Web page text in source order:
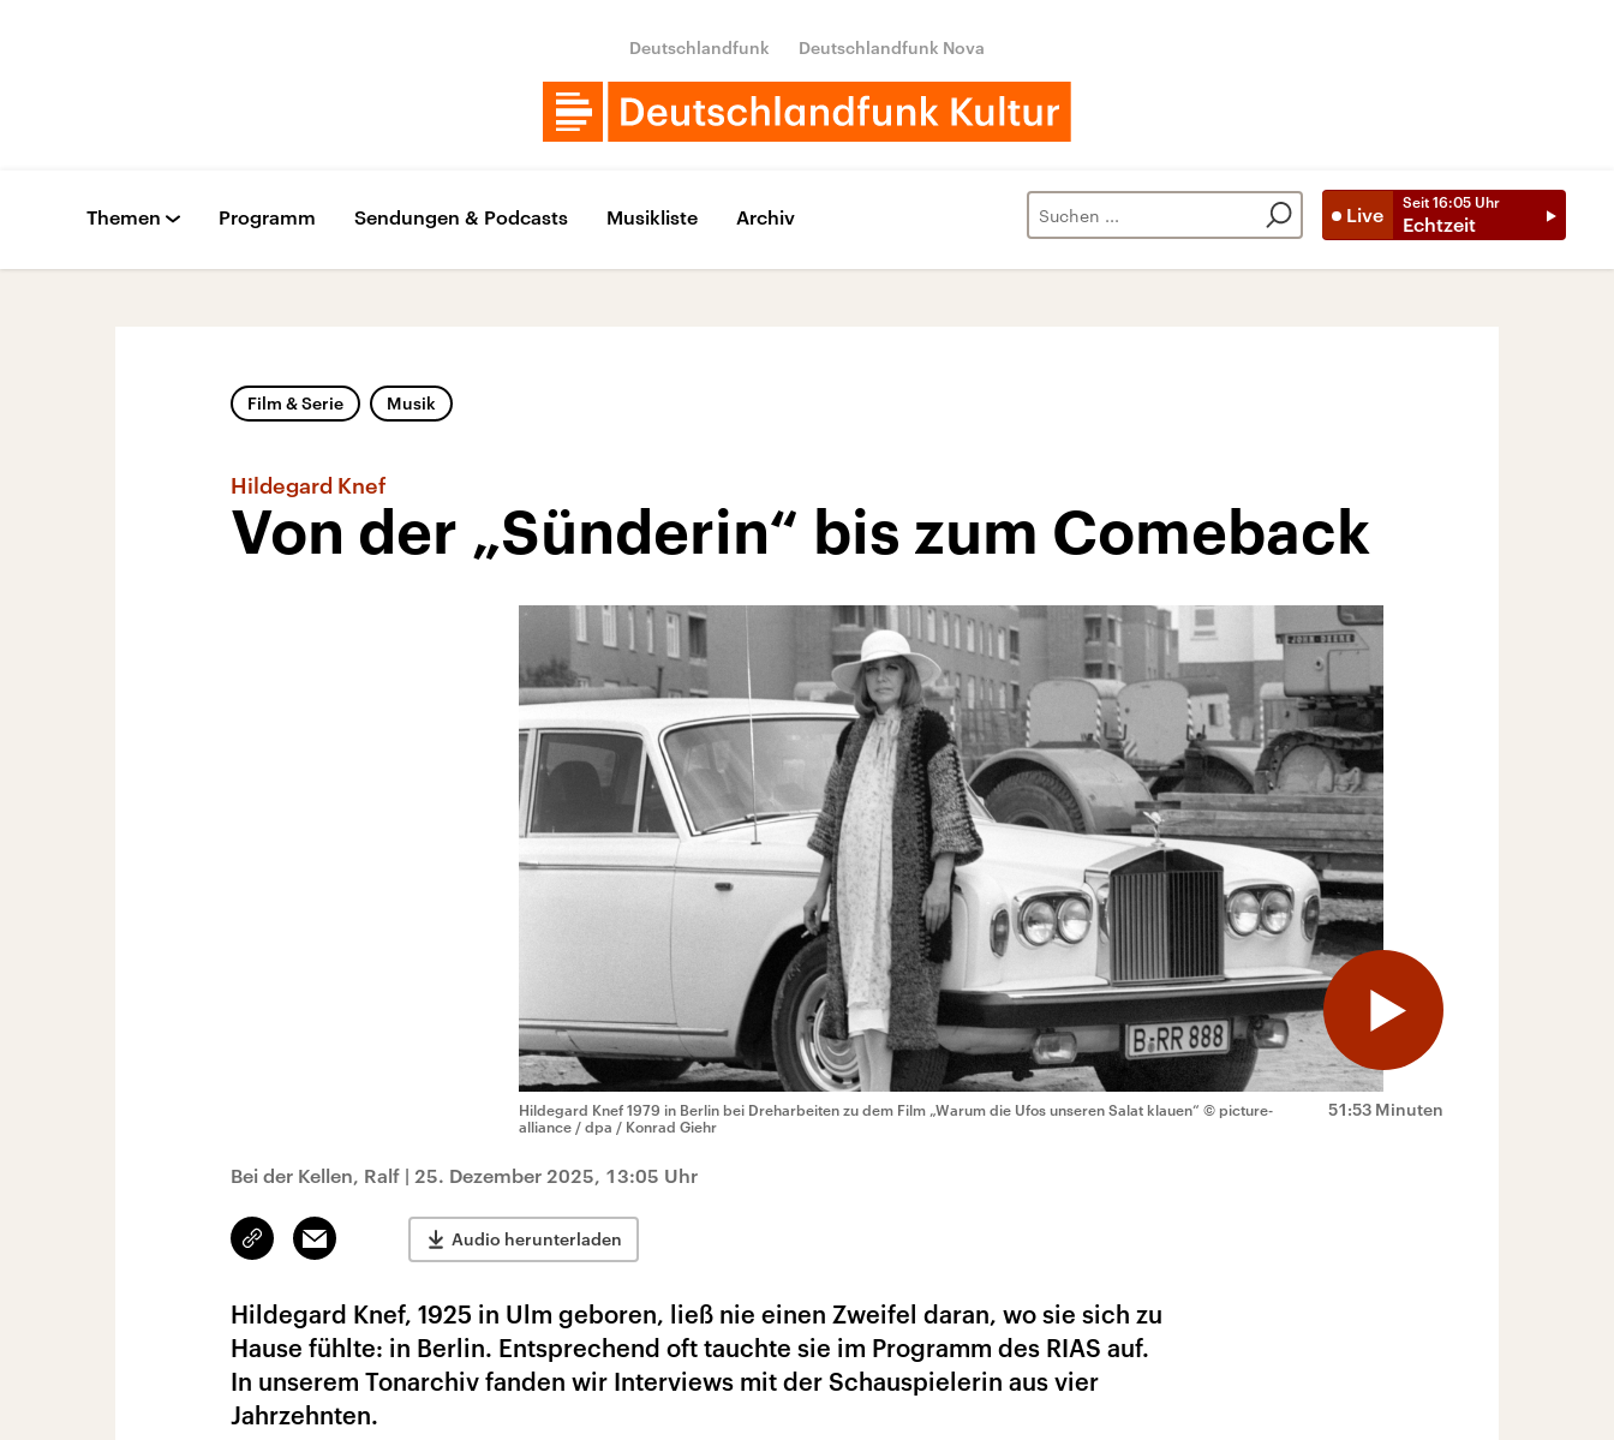
Deutschlandfunk Deutschlandfunk Nova
Live
Seit 16:05 Uhr
Echtzeit
Themen Programm Sendungen & Podcasts Musikliste Archiv
Film & Serie Musik
Hildegard Knef
Von der „Sünderin“ bis zum Comeback
51:53 Minuten
Hildegard Knef 1979 in Berlin bei Dreharbeiten zu dem Film „Warum die Ufos unseren Salat klauen“ © picture-
alliance / dpa / Konrad Giehr
Bei der Kellen, Ralf | 25. Dezember 2025, 13:05 Uhr
Link
kopieren/teilen
Email Audio herunterladen
Hildegard Knef, 1925 in Ulm geboren, ließ nie einen Zweifel daran, wo sie sich zu
Hause fühlte: in Berlin. Entsprechend oft tauchte sie im Programm des RIAS auf.
In unserem Tonarchiv fanden wir Interviews mit der Schauspielerin aus vier
Jahrzehnten.